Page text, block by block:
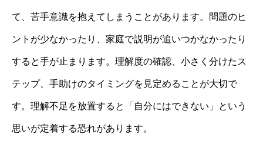
て、苦手意識を抱えてしまうことがあります。問題のヒ
ントが少なかったり、家庭で説明が追いつかなかったり
すると手が止まります。理解度の確認、小さく分けたス
テップ、手助けのタイミングを見定めることが大切で
す。理解不足を放置すると「自分にはできない」という
思いが定着する恐れがあります。